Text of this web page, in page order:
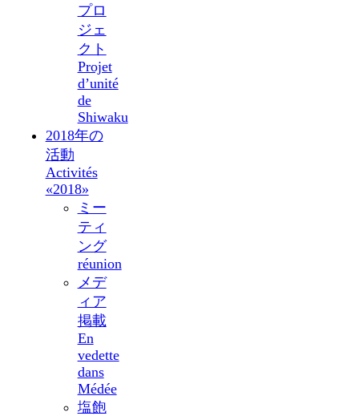
プロ
ジェ
クト
Projet
d’unité
de
Shiwaku
2018年の
活動
Activités
«2018»
ミー
ティ
ング
réunion
メデ
ィア
掲載
En
vedette
dans
Médée
塩飽